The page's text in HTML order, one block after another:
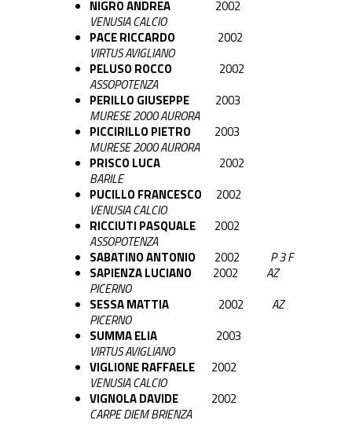
NIGRO ANDREA 2002
VENUSIA CALCIO
PACE RICCARDO 2002
VIRTUS AVIGLIANO
PELUSO ROCCO 2002
ASSOPOTENZA
PERILLO GIUSEPPE
2003
MURESE 2000 AURORA
PICCIRILLO PIETRO 2003
MURESE 2000 AURORA
PRISCO LUCA 2002
BARILE
PUCILLO FRANCESCO 2002
VENUSIA CALCIO
RICCIUTI PASQUALE
2002
ASSOPOTENZA
SABATINO ANTONIO 2002 P 3 F
SAPIENZA LUCIANO 2002 AZ
PICERNO
SESSA MATTIA 2002 AZ
PICERNO
SUMMA ELIA 2003
VIRTUS AVIGLIANO
VIGLIONE RAFFAELE 2002
VENUSIA CALCIO
VIGNOLA DAVIDE
2002
CARPE DIEM BRIENZA